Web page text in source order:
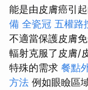
能是由皮膚癌引起
備 全瓷冠 五權路
不適當保護皮膚
輻射克服了皮膚/
特殊的需求 餐點
方法 例如眼瞼區